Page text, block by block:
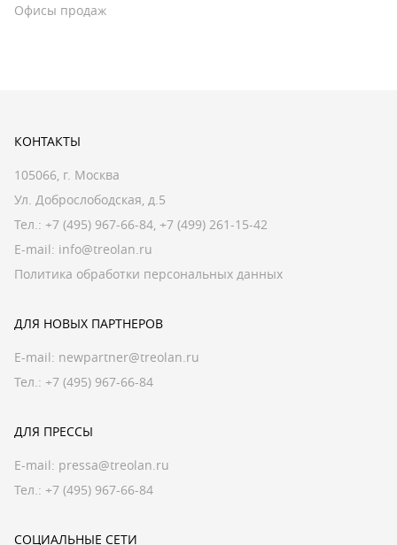
Офисы продаж
КОНТАКТЫ
105066, г. Москва
Ул. Доброслободская, д.5
Тел.: +7 (495) 967-66-84, +7 (499) 261-15-42
E-mail: info@treolan.ru
Политика обработки персональных данных
ДЛЯ НОВЫХ ПАРТНЕРОВ
E-mail: newpartner@treolan.ru
Тел.: +7 (495) 967-66-84
ДЛЯ ПРЕССЫ
E-mail: pressa@treolan.ru
Тел.: +7 (495) 967-66-84
СОЦИАЛЬНЫЕ СЕТИ